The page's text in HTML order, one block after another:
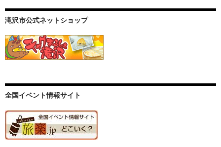
滝沢市公式ネットショップ
全国イベント情報サイト